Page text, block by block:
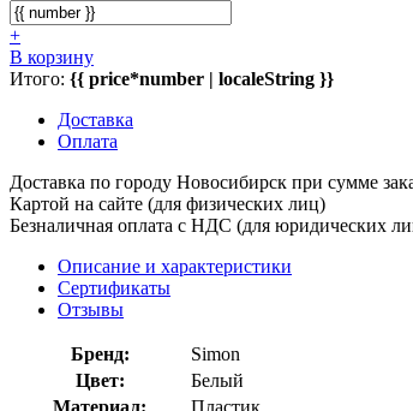
+
В корзину
Итого: {{ price*number | localeString }}
Доставка
Оплата
Доставка по городу Новосибирск
Картой на сайте (для физических лиц)
Безналичная оплата с НДС (для юридических
Описание и характеристики
Сертификаты
Отзывы
Бренд:
Simon
Цвет:
Белый
Материал:
Пластик